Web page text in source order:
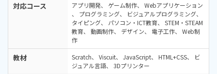
対応コース アプリ開発 ゲーム制作
Webアプリケーション
プログラミング
ビジュアルプログラミング
タイピング
パソコン・ICT教育
STEM・STEAM
教育
動画制作 デザイン 電子工作
Web制
作
教材 Scratch Viscuit JavaScript HTML+CSS
ビ
ジュアル言語
3Dプリンター